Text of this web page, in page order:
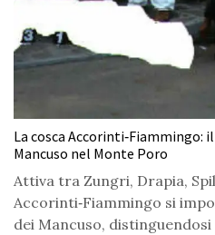
La cosca Accorinti‑Fiammingo:
Mancuso nel Monte Poro
Attiva tra Zungri, Drapia,
Accorinti‑Fiammingo si
dei Mancuso,